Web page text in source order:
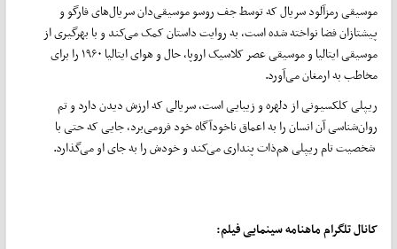
موسیقی رمزآلود سریال که توسط جف روسو موسیقی‌دان سریال‌های فارگو و
پیشتازان فضا نواخته شده است، به روایت داستان کمک می‌کند و با بهرگیری از
موسیقی ایتالیا و موسیقی عصر کلاسیک اروپا، حال و هوای ایتالیا ۱۹۶۰ را برای
مخاطب به ارمغان می‌آورد.
ریپلی کلکسیونی از دلهره و زیبایی است، سریالی که ارزش دیدن دارد و تم
روان‌شناسی آن انسان را به اعماق ناخودآگاه خود فرومی‌برد، جایی که حتی با
شخصیت تام ریپلی هم‌ذات‌ پنداری می‌کند و خودش را به‌ جای او می‌گذارد.
کانال تلگرام ماهنامه سینمایی فیلم: